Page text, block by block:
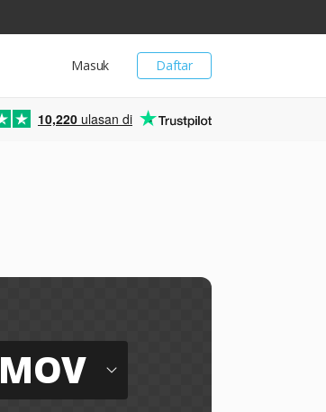
Daftar
Masuk
10,220 ulasan di
MOV